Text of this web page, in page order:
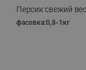
Персик свежий вес
фасовка:0,8-1кг